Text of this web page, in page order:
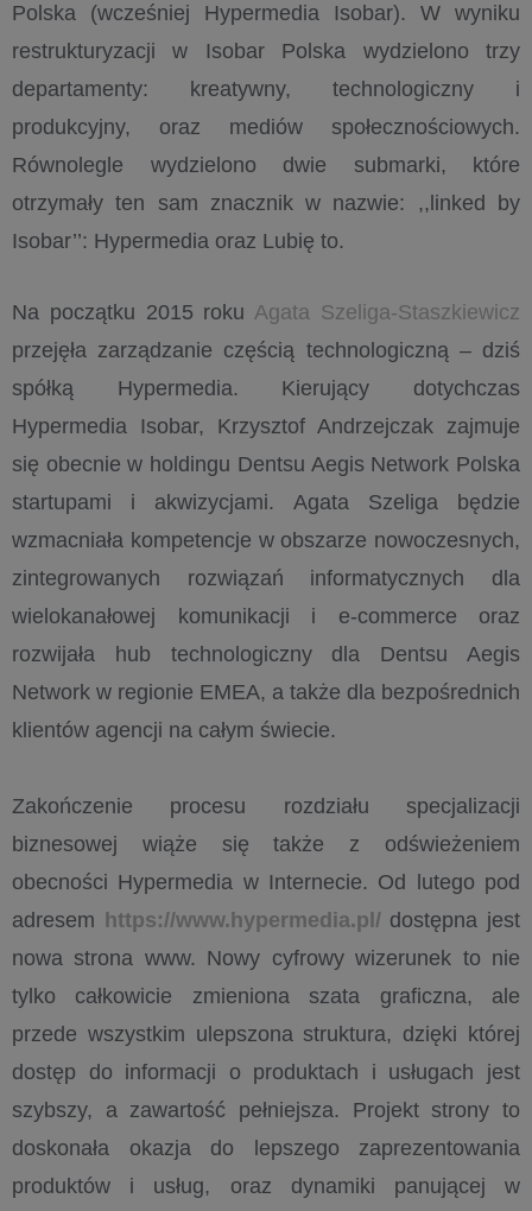
Polska (wcześniej Hypermedia Isobar). W wyniku
restrukturyzacji w Isobar Polska wydzielono trzy
departamenty: kreatywny, technologiczny i
produkcyjny, oraz mediów społecznościowych.
Równolegle wydzielono dwie submarki, które
otrzymały ten sam znacznik w nazwie: ,,linked by
Isobar’’: Hypermedia oraz Lubię to.
Na początku 2015 rokuAgata Szeliga-Staszkiewicz
przejęła zarządzanie częścią technologiczną – dziś
spółką Hypermedia. Kierujący dotychczas
Hypermedia Isobar, Krzysztof Andrzejczak zajmuje
się obecnie w holdingu Dentsu Aegis Network Polska
startupami i akwizycjami. Agata Szeliga będzie
wzmacniała kompetencje w obszarze nowoczesnych,
zintegrowanych rozwiązań informatycznych dla
wielokanałowej komunikacji i e-commerce oraz
rozwijała hub technologiczny dla Dentsu Aegis
Network w regionie EMEA, a także dla bezpośrednich
klientów agencji na całym świecie.
Zakończenie procesu rozdziału specjalizacji
biznesowej wiąże się także z odświeżeniem
obecności Hypermedia w Internecie. Od lutego pod
adresem
https://www.hypermedia.pl/ dostępna jest
nowa strona www. Nowy cyfrowy wizerunek to nie
tylko całkowicie zmieniona szata graficzna, ale
przede wszystkim ulepszona struktura, dzięki której
dostęp do informacji o produktach i usługach jest
szybszy, a zawartość pełniejsza. Projekt strony to
doskonała okazja do lepszego zaprezentowania
produktów i usług, oraz dynamiki panującej w